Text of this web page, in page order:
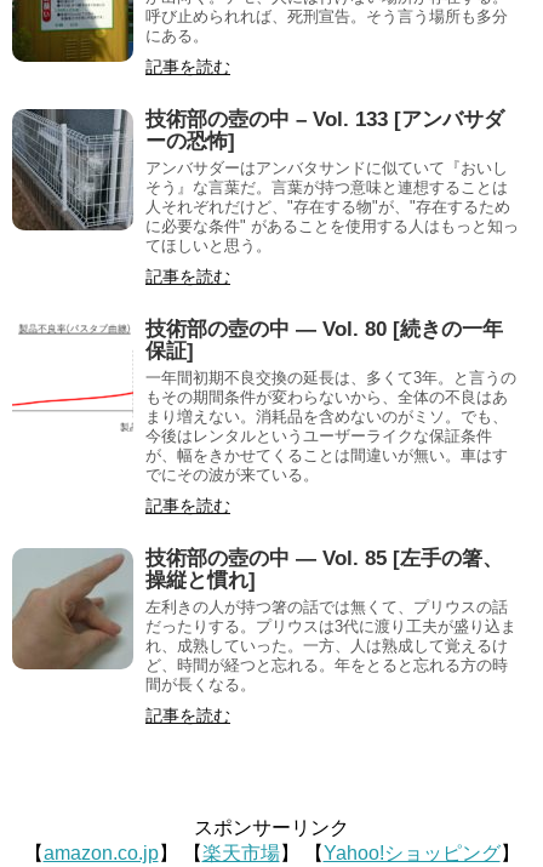
呼び止められれば、死刑宣告。そう言う場所も多分
にある。
記事を読む
技術部の壺の中 – Vol. 133 [アンバサダ
ーの恐怖]
アンバサダーはアンバタサンドに似ていて『おいし
そう』な言葉だ。言葉が持つ意味と連想することは
人それぞれだけど、"存在する物"が、"存在するため
に必要な条件" があることを使用する人はもっと知っ
てほしいと思う。
記事を読む
技術部の壺の中 — Vol. 80 [続きの一年
保証]
一年間初期不良交換の延長は、多くて3年。と言うの
もその期間条件が変わらないから、全体の不良はあ
まり増えない。消耗品を含めないのがミソ。でも、
今後はレンタルというユーザーライクな保証条件
が、幅をきかせてくることは間違いが無い。車はす
でにその波が来ている。
記事を読む
技術部の壺の中 — Vol. 85 [左手の箸、
操縦と慣れ]
左利きの人が持つ箸の話では無くて、プリウスの話
だったりする。プリウスは3代に渡り工夫が盛り込ま
れ、成熟していった。一方、人は熟成して覚えるけ
ど、時間が経つと忘れる。年をとると忘れる方の時
間が長くなる。
記事を読む
スポンサーリンク
【amazon.co.jp】 【楽天市場】 【Yahoo!ショッピング】